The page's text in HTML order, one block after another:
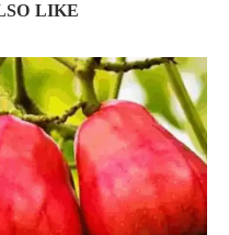
LIKE